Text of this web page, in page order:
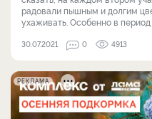
радовали пышным и долгим
ухаживать. Особенно в период
30.07.2021 0 4913
РЕКЛАМА